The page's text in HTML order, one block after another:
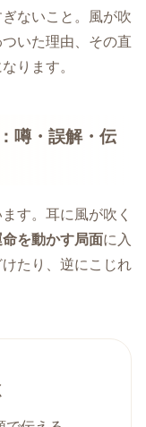
ないこと。風が吹
いた理由、その直
ります。
噂・誤解・伝
す。耳に風が吹く
を動かす局面に入
たり、逆にこじれ